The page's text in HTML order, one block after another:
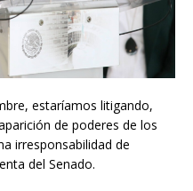
estaríamos litigando,
de poderes de los
irresponsabilidad de
del Senado.